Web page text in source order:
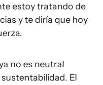
estoy tratando de
y te diría que hoy
no es neutral
El